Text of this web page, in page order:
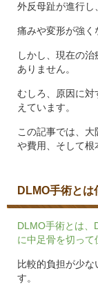
外反母趾が進行
痛みや変形が強く
しかし、現在の
ありません。
むしろ、原因に対
えています。
この記事では、
や費用、そして根
DLMO手術とは
DLMO手術とは
に中足骨を切っ
比較的負担が少
す。